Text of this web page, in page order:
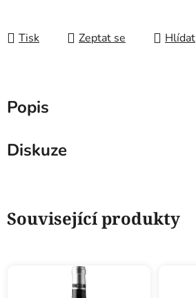
Tisk Zeptat se Hlídat
Popis
Diskuze
Související produkty